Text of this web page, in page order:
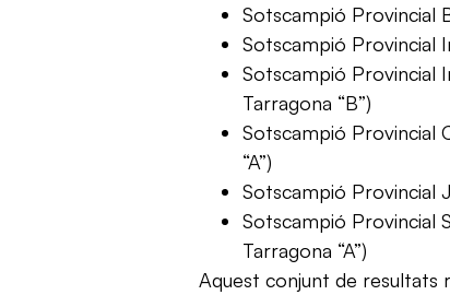
Sotscampió Provincial
Sotscampió Provincial
Sotscampió Provincial
Tarragona “B”)
Sotscampió Provincial
“A”)
Sotscampió Provincial
Sotscampió Provincial
Tarragona “A”)
Aquest conjunt de resultats